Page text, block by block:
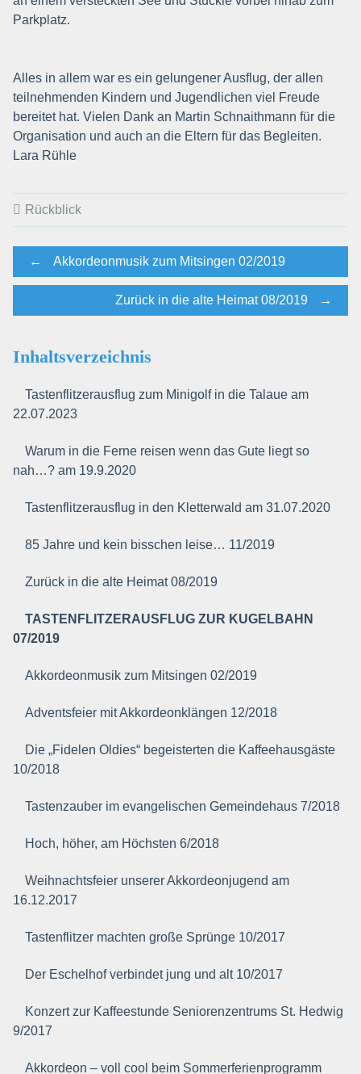
Parkplatz.
Alles in allem war es ein gelungener Ausflug, der allen
teilnehmenden Kindern und Jugendlichen viel Freude
bereitet hat. Vielen Dank an Martin Schnaithmann für die
Organisation und auch an die Eltern für das Begleiten.
Lara Rühle
Rückblick
Post
navigation
← Akkordeonmusik zum Mitsingen 02/2019
Zurück in die alte Heimat 08/2019 →
Inhaltsverzeichnis
Tastenflitzerausflug zum Minigolf in die Talaue am
22.07.2023
Warum in die Ferne reisen wenn das Gute liegt so
nah…? am 19.9.2020
Tastenflitzerausflug in den Kletterwald am 31.07.2020
85 Jahre und kein bisschen leise… 11/2019
Zurück in die alte Heimat 08/2019
TASTENFLITZERAUSFLUG ZUR KUGELBAHN
07/2019
Akkordeonmusik zum Mitsingen 02/2019
Adventsfeier mit Akkordeonklängen 12/2018
Die „Fidelen Oldies“ begeisterten die Kaffeehausgäste
10/2018
Tastenzauber im evangelischen Gemeindehaus 7/2018
Hoch, höher, am Höchsten 6/2018
Weihnachtsfeier unserer Akkordeonjugend am
16.12.2017
Tastenflitzer machten große Sprünge 10/2017
Der Eschelhof verbindet jung und alt 10/2017
Konzert zur Kaffeestunde Seniorenzentrums St. Hedwig
9/2017
Akkordeon – voll cool beim Sommerferienprogramm